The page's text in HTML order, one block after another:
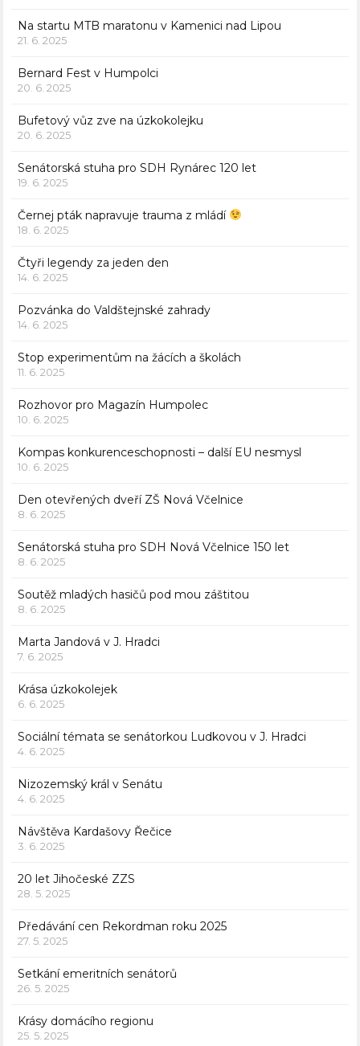
Na startu MTB maratonu v Kamenici nad Lipou
21. 6. 2025
Bernard Fest v Humpolci
20. 6. 2025
Bufetový vůz zve na úzkokolejku
20. 6. 2025
Senátorská stuha pro SDH Rynárec 120 let
19. 6. 2025
Černej pták napravuje trauma z mládí
18. 6. 2025
Čtyři legendy za jeden den
14. 6. 2025
Pozvánka do Valdštejnské zahrady
14. 6. 2025
Stop experimentům na žácích a školách
11. 6. 2025
Rozhovor pro Magazín Humpolec
10. 6. 2025
Kompas konkurenceschopnosti – další EU nesmysl
10. 6. 2025
Den otevřených dveří ZŠ Nová Včelnice
8. 6. 2025
Senátorská stuha pro SDH Nová Včelnice 150 let
8. 6. 2025
Soutěž mladých hasičů pod mou záštitou
8. 6. 2025
Marta Jandová v J. Hradci
7. 6. 2025
Krása úzkokolejek
6. 6. 2025
Sociální témata se senátorkou Ludkovou v J. Hradci
4. 6. 2025
Nizozemský král v Senátu
4. 6. 2025
Návštěva Kardašovy Řečice
3. 6. 2025
20 let Jihočeské ZZS
28. 5. 2025
Předávání cen Rekordman roku 2025
27. 5. 2025
Setkání emeritních senátorů
26. 5. 2025
Krásy domácího regionu
25. 5. 2025